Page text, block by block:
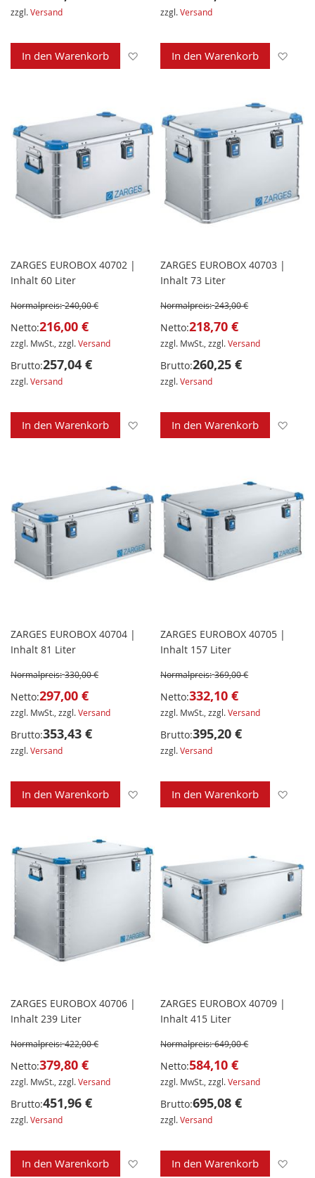
zzgl.Versand
In den Warenkorb Zur Wunschliste hinzufügen
zzgl.Versand
In den Warenkorb
ZARGES EUROBOX 40702 |
Inhalt 60 Liter
Normalpreis: 240,00 €
Netto:216,00 €
zzgl. MwSt., zzgl.Versand
Brutto:257,04 €
zzgl.Versand
In den Warenkorb Zur Wunschliste hinzufügen
ZARGES EUROBOX 40703 |
Inhalt 73 Liter
Normalpreis: 243,00 €
Netto:218,70 €
zzgl. MwSt., zzgl.Versand
Brutto:260,25 €
zzgl.Versand
In den Warenkorb
ZARGES EUROBOX 40704 |
Inhalt 81 Liter
Normalpreis: 330,00 €
Netto:297,00 €
zzgl. MwSt., zzgl.Versand
Brutto:353,43 €
zzgl.Versand
In den Warenkorb Zur Wunschliste hinzufügen
ZARGES EUROBOX 40705 |
Inhalt 157 Liter
Normalpreis: 369,00 €
Netto:332,10 €
zzgl. MwSt., zzgl.Versand
Brutto:395,20 €
zzgl.Versand
In den Warenkorb
ZARGES EUROBOX 40706 |
Inhalt 239 Liter
Normalpreis: 422,00 €
Netto:379,80 €
zzgl. MwSt., zzgl.Versand
Brutto:451,96 €
zzgl.Versand
In den Warenkorb Zur Wunschliste hinzufügen
ZARGES EUROBOX 40709 |
Inhalt 415 Liter
Normalpreis: 649,00 €
Netto:584,10 €
zzgl. MwSt., zzgl.Versand
Brutto:695,08 €
zzgl.Versand
In den Warenkorb